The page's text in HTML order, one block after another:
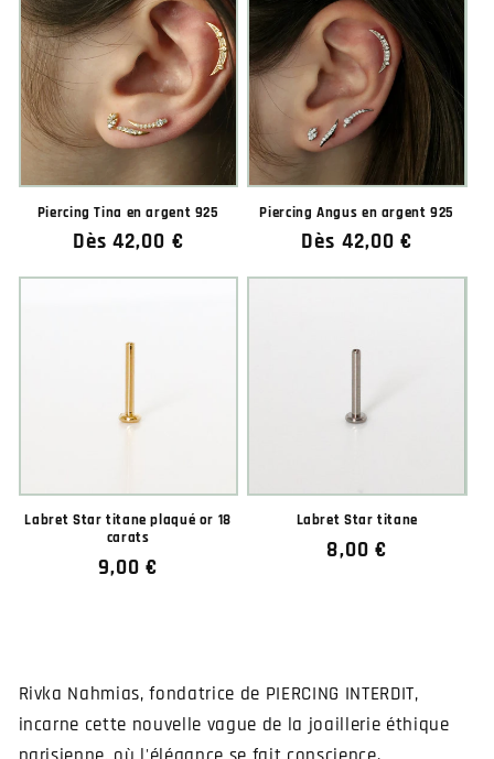
Piercing Tina en argent 925
Prix
habituel
Dès 42,00 €
Piercing Angus en argent 925
Prix
habituel
Dès 42,00 €
Labret Star titane plaqué or 18
carats
Prix
9,00 €
Labret Star titane
Prix
8,00 €
Rivka Nahmias, fondatrice de PIERCING INTERDIT,
incarne cette nouvelle vague de la joaillerie éthique